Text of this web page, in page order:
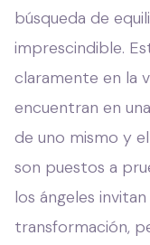
búsqueda de
imprescindible.
claramente en la
encuentran en
de uno mismo y
son puestos a
los ángeles
transformación,